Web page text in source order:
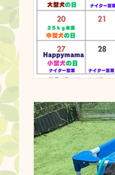
ドッグラ
お知らせ
ドッグプ